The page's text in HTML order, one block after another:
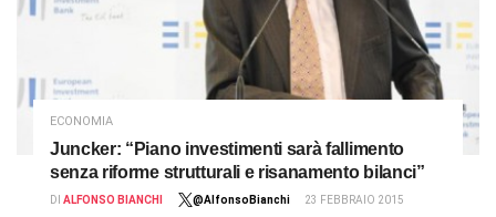
ECONOMIA
Juncker: “Piano investimenti sarà fallimento
senza riforme strutturali e risanamento bilanci”
DI ALFONSO BIANCHI @AlfonsoBianchi 23 FEBBRAIO 2015